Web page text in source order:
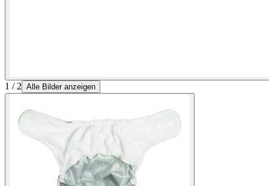
1 / 2 Alle Bilder anzeigen